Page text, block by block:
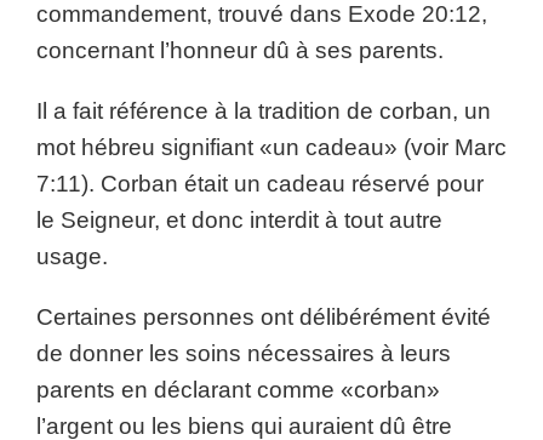
commandement, trouvé dans Exode 20:12,
concernant l’honneur dû à ses parents.
Il a fait référence à la tradition de corban, un
mot hébreu signifiant «un cadeau» (voir Marc
7:11). Corban était un cadeau réservé pour
le Seigneur, et donc interdit à tout autre
usage.
Certaines personnes ont délibérément évité
de donner les soins nécessaires à leurs
parents en déclarant comme «corban»
l’argent ou les biens qui auraient dû être